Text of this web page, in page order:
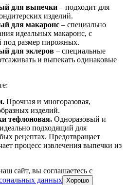
для выпечки – подходит для
изделий.
для макаронс – специально
идеальных макаронс, с
под размер пирожных.
для эклеров – специальные
и выпекать одинаковые
Прочная и многоразовая,
изделий.
тефлоновая. Одноразовый и
подходящий для
рецептах. Предотвращает
процесс извлечения выпечки из
сайт, вы соглашаетесь c
данных Хорошо